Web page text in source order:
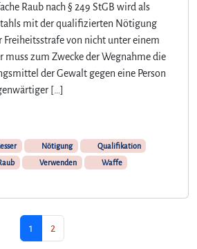
Raub nach § 249 StGB wird als
mit der qualifizierten Nötigung
Freiheitsstrafe von nicht unter einem
muss zum Zwecke der Wegnahme die
der Gewalt gegen eine Person
[…]
Nötigung
Qualifikation
Verwenden
Waffe
Aktuelle Seite
1 Seite
2